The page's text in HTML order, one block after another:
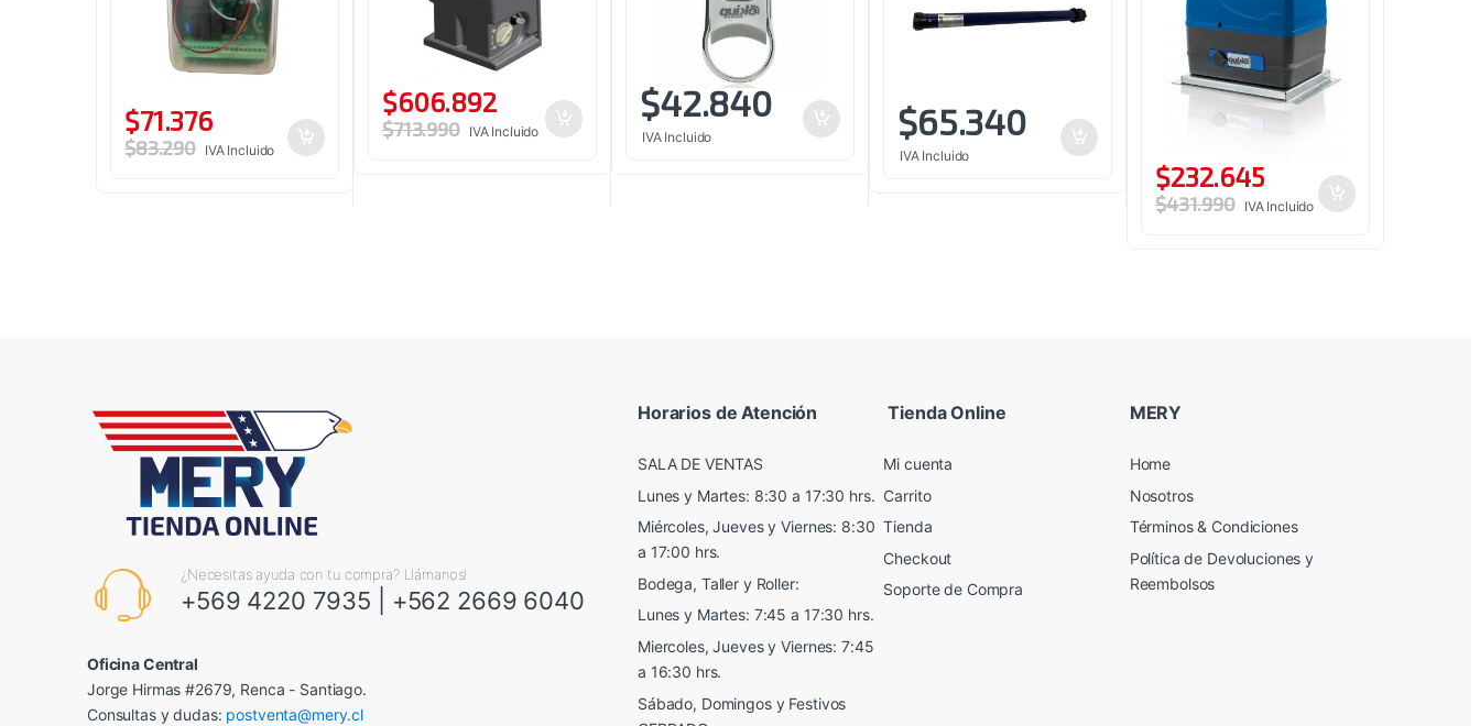
$71.376
$83.290 IVA Incluido
$606.892
$713.990 IVA Incluido
$42.840
IVA Incluido $65.340
IVA Incluido
$232.645
$431.990 IVA Incluido
¿Necesitas ayuda con tu compra? Llámanos!
+569 4220 7935 +562 2669 6040
Oficina Central
Jorge Hirmas #2679, Renca - Santiago.
Consultas y dudas: postventa@mery.cl
Horarios de Atención
SALA DE VENTAS
Lunes y Martes: 8:30 a 17:30 hrs.
Miércoles, Jueves y Viernes: 8:30
a 17:00 hrs.
Bodega, Taller y Roller:
Lunes y Martes: 7:45 a 17:30 hrs.
Miercoles, Jueves y Viernes: 7:45
a 16:30 hrs.
Sábado, Domingos y Festivos
Tienda Online
Mi cuenta
Carrito
Tienda
Checkout
Soporte de Compra
MERY
Home
Nosotros
Términos & Condiciones
Política de Devoluciones y
Reembolsos